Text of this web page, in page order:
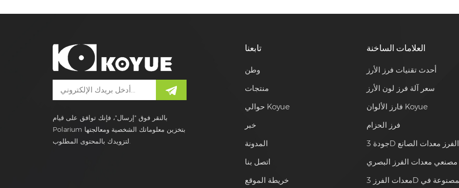
بالنقر فوق "إرسال"، فإنك توافق على قيام
Polarium بتخزين معلوماتك الشخصية ومعالجتها
لتزويدك بالمحتوى المطلوب.
تابعنا
وطن
منتجات
حوالي Koyue
خبر
المدونة
اتصل بنا
خريطة الموقع
العلامات الساخنة
أحدث تقنيات فرز الأرز
سعر آلة فرز لون الأرز
فارز الألوان Koyue
فرز الحزام
جودة 3D الفرز معدات الصانع
مصنعي معدات الفرز البصري
معدات الفرز 3D المصنوعة في